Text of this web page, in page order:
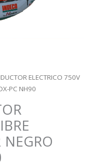
ELECTRICO 750V
PC NH90